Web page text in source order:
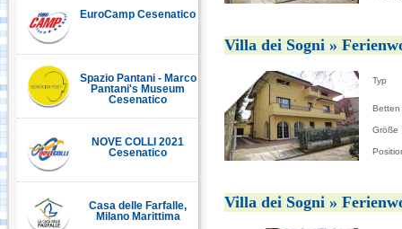
EuroCamp Cesenatico
Spazio Pantani - Marco
Pantani's Museum
Cesenatico
NOVE COLLI 2021
Cesenatico
Casa delle Farfalle,
Milano Marittima
Villa dei Sogni »
Typ
Betten
Größe
Villa dei Sogni »